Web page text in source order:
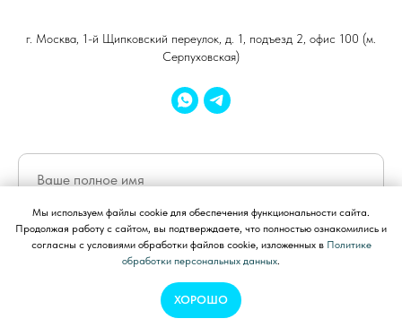
г. Москва, 1-й Щипковский переулок, д. 1, подъезд 2, офис 100 (м.
Серпуховская)
+7
Мы используем файлы cookie для обеспечения функциональности сайта.
Продолжая работу с сайтом, вы подтверждаете, что полностью ознакомились и
согласны с условиями обработки файлов cookie, изложенных в Политике
обработки персональных данных.
ХОРОШО